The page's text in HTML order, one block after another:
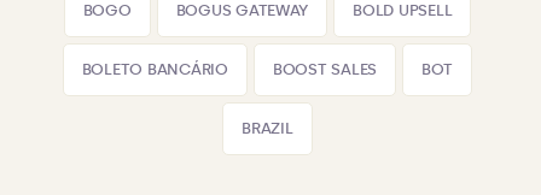
BOGO BOGUS GATEWAY BOLD UPSELL
BOLETO BANCÁRIO BOOST SALES BOT
BRAZIL